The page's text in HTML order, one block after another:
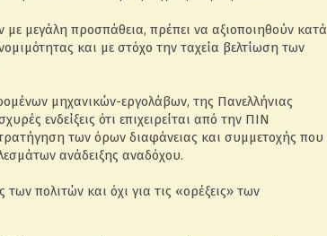
μεγάλη προσπάθεια, πρέπει να αξιοποιηθούν κατά
και με στόχο την ταχεία βελτίωση των
μηχανικών-εργολάβων, της Πανελλήνιας
ενδείξεις ότι επιχειρείται από την ΠΙΝ
των όρων διαφάνειας και συμμετοχής που
ανάδειξης αναδόχου.
πολιτών και όχι για τις «ορέξεις» των